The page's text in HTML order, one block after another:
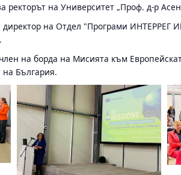
на Университет „Проф. д-р
на Отдел "Програми ИНТЕРРЕГ
на борда на Мисията към
на България.